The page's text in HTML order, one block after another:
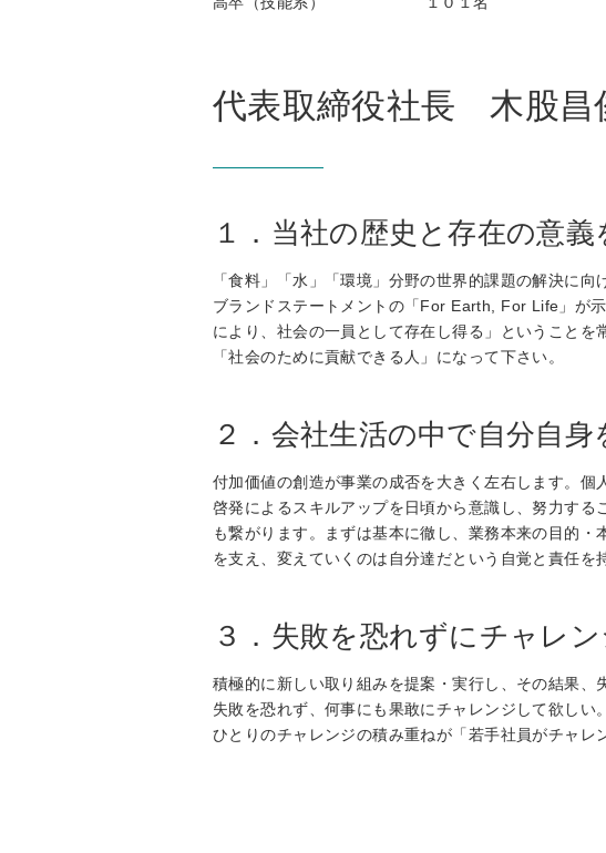
代表取締役社長 木股昌
１．当社の歴史と存在の意
「食料」「水」「環境」分野の世界的課題の解決に
ブランドステートメントの「For Earth, For Life」が
により、社会の一員として存在し得る」ということを
「社会のために貢献できる人」になって下さい。
２．会社生活の中で自分自
付加価値の創造が事業の成否を大きく左右します。
啓発によるスキルアップを日頃から意識し、努力す
も繋がります。まずは基本に徹し、業務本来の目的
を支え、変えていくのは自分達だという自覚と責任を
３．失敗を恐れずにチャレン
積極的に新しい取り組みを提案・実行し、その結果、
失敗を恐れず、何事にも果敢にチャレンジして欲し
ひとりのチャレンジの積み重ねが「若手社員がチャレ